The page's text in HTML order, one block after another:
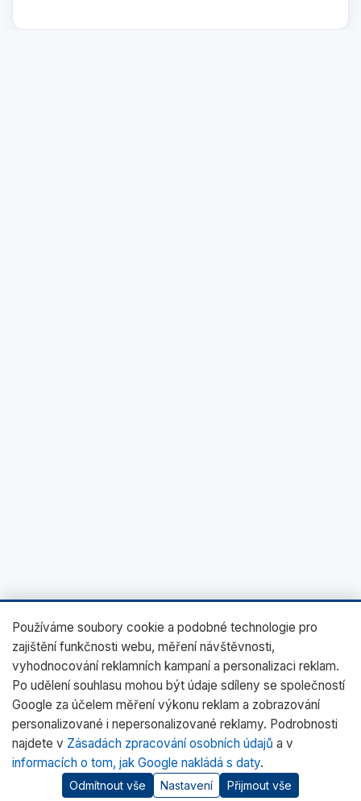
Používáme soubory cookie a podobné technologie pro
zajištění funkčnosti webu, měření návštěvnosti,
vyhodnocování reklamních kampaní a personalizaci reklam.
Po udělení souhlasu mohou být údaje sdíleny se společností
Google za účelem měření výkonu reklam a zobrazování
personalizované i nepersonalizované reklamy. Podrobnosti
najdete v Zásadách zpracování osobních údajů a v
informacích o tom, jak Google nakládá s daty.
Odmítnout vše Nastavení Přijmout vše